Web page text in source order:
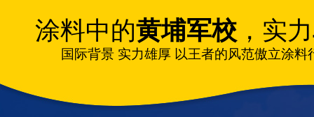
涂料中的黄埔军校 ，实力
国际背景 实力雄厚 以王者的风范傲立涂料